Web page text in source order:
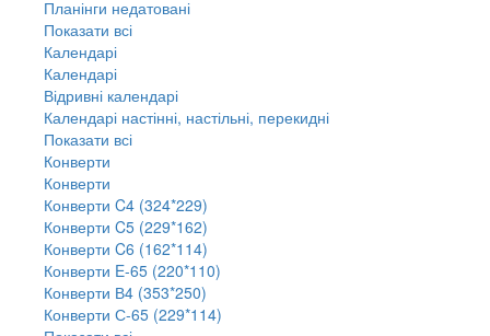
Планінги недатовані
Показати всі
Календарі
Календарі
Відривні календарі
Календарі настінні, настільні, перекидні
Показати всі
Конверти
Конверти
Конверти C4 (324*229)
Конверти C5 (229*162)
Конверти C6 (162*114)
Конверти E-65 (220*110)
Конверти В4 (353*250)
Конверти С-65 (229*114)